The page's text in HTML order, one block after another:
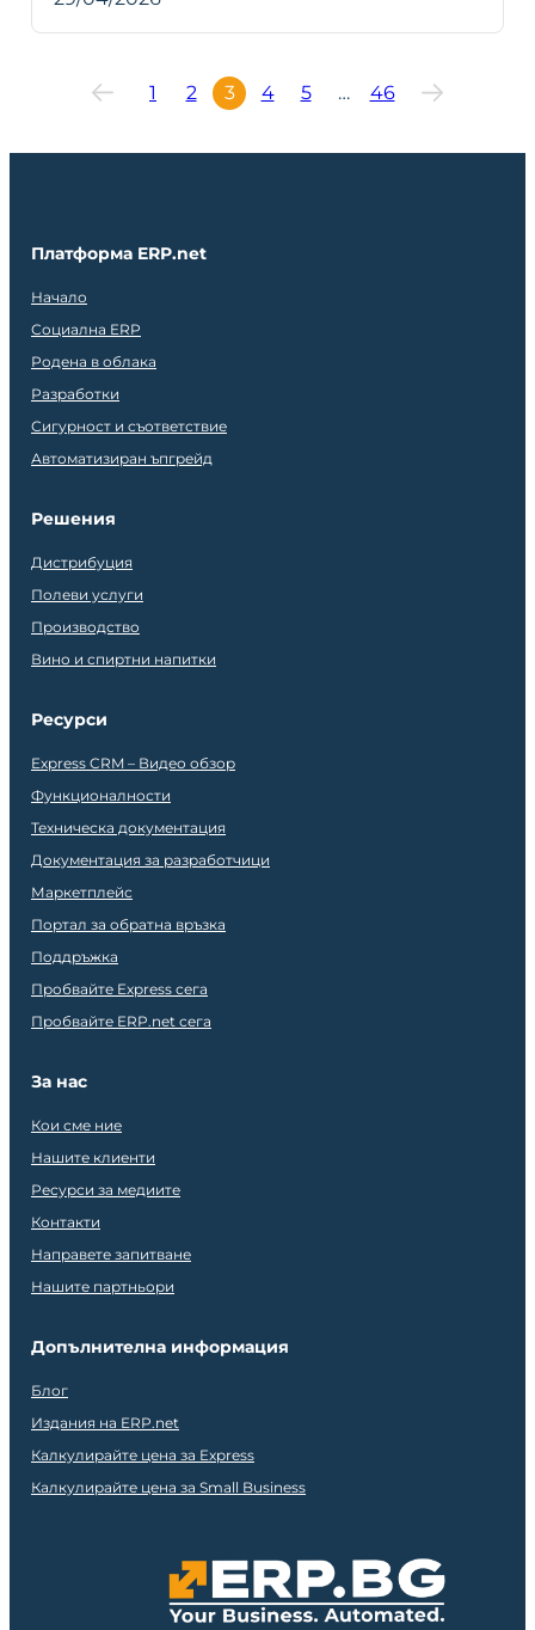
1 2 3 4 5 … 46
Платформа ERP.net
Начало
Социална ERP
Родена в облака
Разработки
Сигурност и съответствие
Автоматизиран ъпгрейд
Решения
Дистрибуция
Полеви услуги
Производство
Вино и спиртни напитки
Ресурси
Express CRM – Видео обзор
Функционалности
Техническа документация
Документация за разработчици
Маркетплейс
Портал за обратна връзка
Поддръжка
Пробвайте Express сега
Пробвайте ERP.net сега
За нас
Кои сме ние
Нашите клиенти
Ресурси за медиите
Контакти
Направете запитване
Нашите партньори
Допълнителна информация
Блог
Издания на ERP.net
Калкулирайте цена за Express
Калкулирайте цена за Small Business